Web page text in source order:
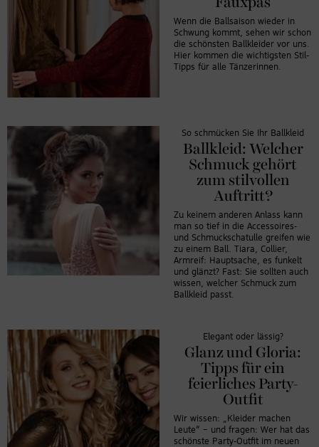
Wenn die Ballsaison wieder in
Schwung kommt, sehen wir schon
die schönsten Ballkleider vor uns.
Hier kommen die wichtigsten Stil-
Tipps für alle Tänzerinnen.
So schmücken Sie Ihr Ballkleid
Ballkleid: Welcher
Schmuck gehört
zum stilvollen
Auftritt?
Zu keinem anderen Anlass kann
man so tief in die Accessoires-
und Schmuckschatulle greifen wie
zu einem Ball. Tiara, Collier,
Armreif: Hauptsache, es funkelt
und glänzt? Fast: Sie sollten auch
wissen, welcher Schmuck zum
Ballkleid passt.
Elegant oder lässig?
Glanz und Gloria:
Tipps für ein
feierliches Party-
Outfit
Wir wissen: „Kleider machen
Leute“ – und fragen: Wer hat das
schönste Party-Outfit im neuen